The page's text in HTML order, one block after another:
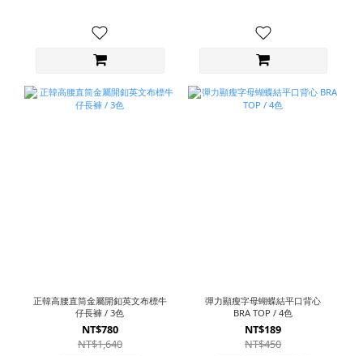
正韓高腰直筒金屬開釦英文布標牛
仔長褲 / 3色
NT$780
NT$1,640
彈力顯瘦字母蝴蝶結平口背心
BRA TOP / 4色
NT$189
NT$450